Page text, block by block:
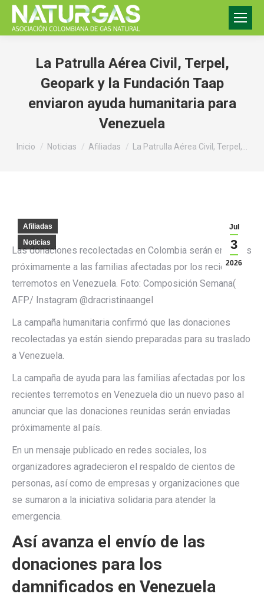
La Patrulla Aérea Civil, Terpel,
Geopark y la Fundación Taap
enviaron ayuda humanitaria para
Venezuela
Estás aquí:
Inicio Noticias Afiliadas La Patrulla Aérea Civil, Terpel,…
Jul
3
2026
Afiliadas
Noticias
Las donaciones recolectadas en Colombia serán enviadas
próximamente a las familias afectadas por los recientes
terremotos en Venezuela. Foto: Composición Semana(
AFP/ Instagram @dracristinaangel
La campaña humanitaria confirmó que las donaciones
recolectadas ya están siendo preparadas para su traslado
a Venezuela.
La campaña de ayuda para las familias afectadas por los
recientes terremotos en Venezuela dio un nuevo paso al
anunciar que las donaciones reunidas serán enviadas
próximamente al país.
En un mensaje publicado en redes sociales, los
organizadores agradecieron el respaldo de cientos de
personas, así como de empresas y organizaciones que
se sumaron a la iniciativa solidaria para atender la
emergencia.
Así avanza el envío de las
donaciones para los
damnificados en Venezuela